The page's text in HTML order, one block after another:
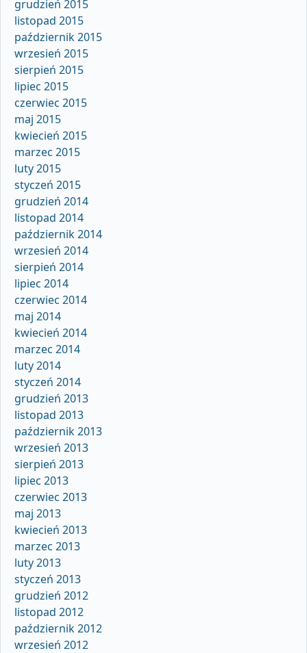
grudzień 2015
listopad 2015
październik 2015
wrzesień 2015
sierpień 2015
lipiec 2015
czerwiec 2015
maj 2015
kwiecień 2015
marzec 2015
luty 2015
styczeń 2015
grudzień 2014
listopad 2014
październik 2014
wrzesień 2014
sierpień 2014
lipiec 2014
czerwiec 2014
maj 2014
kwiecień 2014
marzec 2014
luty 2014
styczeń 2014
grudzień 2013
listopad 2013
październik 2013
wrzesień 2013
sierpień 2013
lipiec 2013
czerwiec 2013
maj 2013
kwiecień 2013
marzec 2013
luty 2013
styczeń 2013
grudzień 2012
listopad 2012
październik 2012
wrzesień 2012